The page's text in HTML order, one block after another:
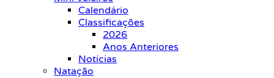
Calendário
Classificações
2026
Anos Anteriores
Notícias
Natação